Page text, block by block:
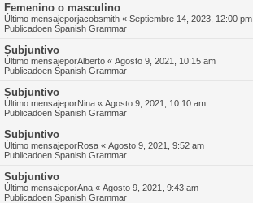
Femenino o masculino
Último mensajeporjacobsmith « Septiembre 14, 2023, 12:00 pm
Publicadoen Spanish Grammar
Subjuntivo
Último mensajeporAlberto « Agosto 9, 2021, 10:15 am
Publicadoen Spanish Grammar
Subjuntivo
Último mensajeporNina « Agosto 9, 2021, 10:10 am
Publicadoen Spanish Grammar
Subjuntivo
Último mensajeporRosa « Agosto 9, 2021, 9:52 am
Publicadoen Spanish Grammar
Subjuntivo
Último mensajeporAna « Agosto 9, 2021, 9:43 am
Publicadoen Spanish Grammar